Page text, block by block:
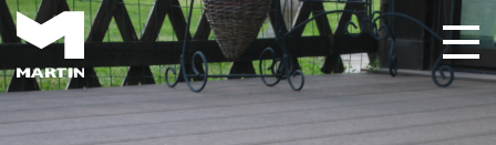
Aller
au
contenu
principal
Main navigation Toggle